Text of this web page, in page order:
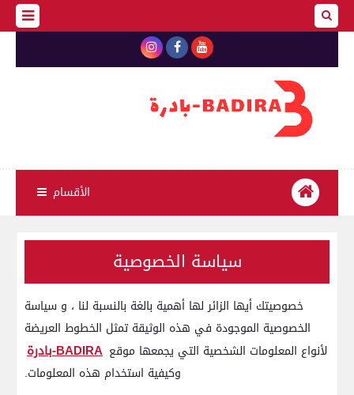
الأقسام
سياسة الخصوصية
خصوصيتك أيها الزائر لها أهمية بالغة بالنسبة لنا ، و سياسة
الخصوصية الموجودة في هذه الوثيقة تمثل الخطوط العريضة
لأنواع المعلومات الشخصية التي يجمعها موقع BADIRA-بادرة
وكيفية استخدام هذه المعلومات.